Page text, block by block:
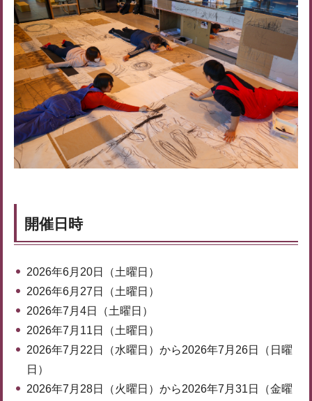
開催日時
2026年6月20日（土曜日）
2026年6月27日（土曜日）
2026年7月4日（土曜日）
2026年7月11日（土曜日）
2026年7月22日（水曜日）から2026年7月26日（日曜
日）
2026年7月28日（火曜日）から2026年7月31日（金曜